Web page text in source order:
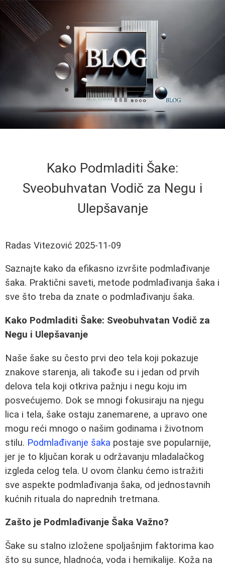
Kako Podmladiti Šake:
Sveobuhvatan Vodič za Negu i
Ulepšavanje
Radas Vitezović 2025-11-09
Saznajte kako da efikasno izvršite podmlađivanje
šaka. Praktični saveti, metode podmlađivanja šaka i
sve što treba da znate o podmlađivanju šaka.
Kako Podmladiti Šake: Sveobuhvatan Vodič za
Negu i Ulepšavanje
Naše šake su često prvi deo tela koji pokazuje
znakove starenja, ali takođe su i jedan od prvih
delova tela koji otkriva pažnju i negu koju im
posvećujemo. Dok se mnogi fokusiraju na njegu
lica i tela, šake ostaju zanemarene, a upravo one
mogu reći mnogo o našim godinama i životnom
stilu. Podmlađivanje šaka postaje sve popularnije,
jer je to ključan korak u održavanju mladalačkog
izgleda celog tela. U ovom članku ćemo istražiti
sve aspekte podmlađivanja šaka, od jednostavnih
kućnih rituala do naprednih tretmana.
Zašto je Podmlađivanje Šaka Važno?
Šake su stalno izložene spoljašnjim faktorima kao
što su sunce, hladnoća, voda i hemikalije. Koža na